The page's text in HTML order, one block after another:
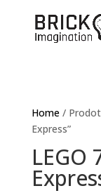
Home/
Express”
LEGO